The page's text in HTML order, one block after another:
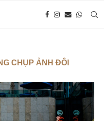
CHỤP ẢNH ĐÔI